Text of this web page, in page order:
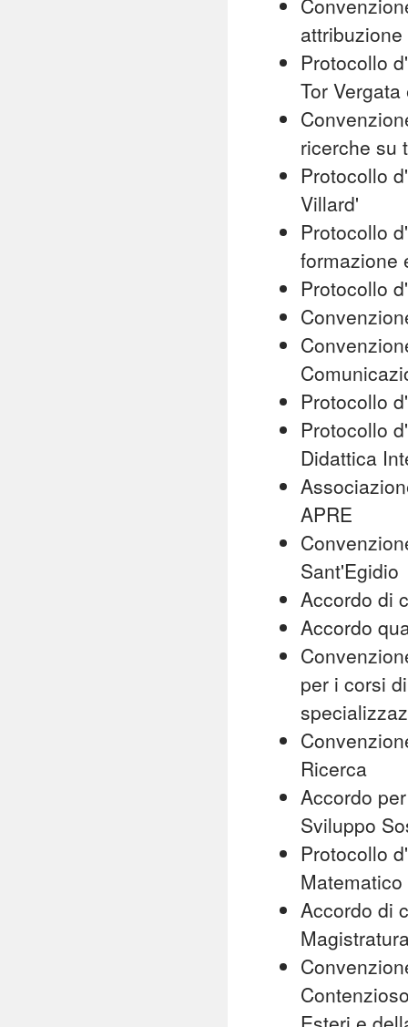
Protocollo
Tor
ricerche su
Protocollo
Villard'
Protocollo
formazione
Protocollo
Protocollo
Protocollo
Didattica
APRE
Sant'Egidio
Accordo di
Accordo
per i corsi
Ricerca
Accordo
Sviluppo
Protocollo
Accordo di